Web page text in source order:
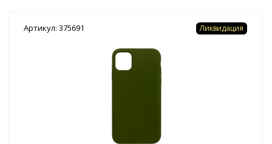
Артикул: 375691 Ликвидация